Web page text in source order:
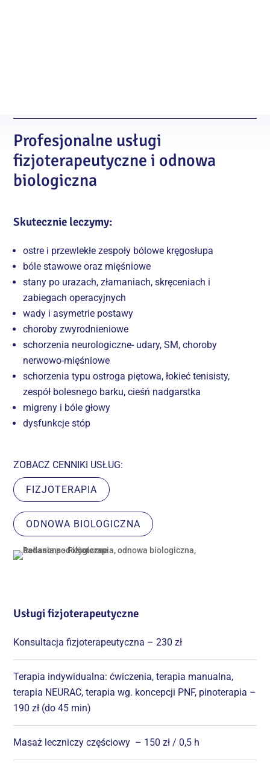
Profesjonalne usługi
fizjoterapeutyczne i odnowa
biologiczna
Skutecznie leczymy:
ostre i przewlekłe zespoły bólowe kręgosłupa
bóle stawowe oraz mięśniowe
stany po urazach, złamaniach, skręceniach i
zabiegach operacyjnych
wady i asymetrie postawy
choroby zwyrodnieniowe
schorzenia neurologiczne- udary, SM, choroby
nerwowo-mięśniowe
schorzenia typu ostroga piętowa, łokieć tenisisty,
zespół bolesnego barku, cieśń nadgarstka
migreny i bóle głowy
dysfunkcje stóp
ZOBACZ CENNIKI USŁUG:
FIZJOTERAPIA
ODNOWA BIOLOGICZNA
Usługi fizjoterapeutyczne
Konsultacja fizjoterapeutyczna – 230 zł
Terapia indywidualna: ćwiczenia, terapia manualna,
terapia NEURAC, terapia wg. koncepcji PNF, pinoterapia –
190 zł (do 45 min)
Masaż leczniczy częściowy – 150 zł / 0,5 h